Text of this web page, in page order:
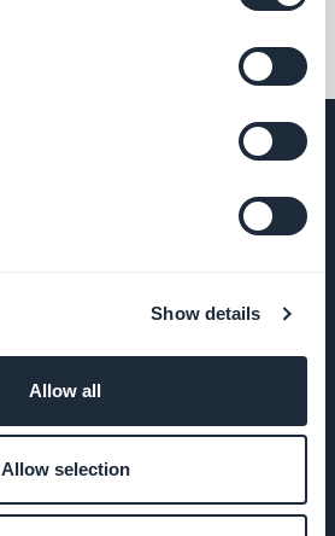
Show details
Allow all
Allow selection